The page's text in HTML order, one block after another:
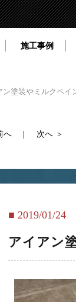
施工事例
ン塗装やミルクペイ
へ 次へ
2019/01/24
アイアン